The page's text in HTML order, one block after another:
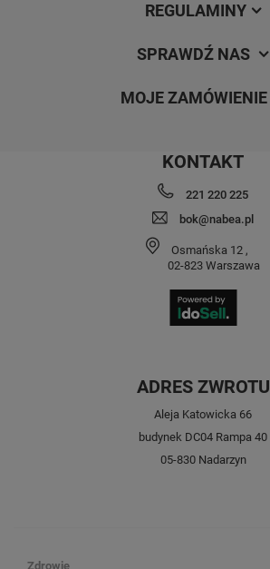
REGULAMINY
SPRAWDŹ NAS
MOJE ZAMÓWIENIE
KONTAKT
221 220 225
bok@nabea.pl
Osmańska 12 ,
02-823 Warszawa
ADRES ZWROTU
Aleja Katowicka 66
budynek DC04 Rampa 40
05-830 Nadarzyn
Zdrowie